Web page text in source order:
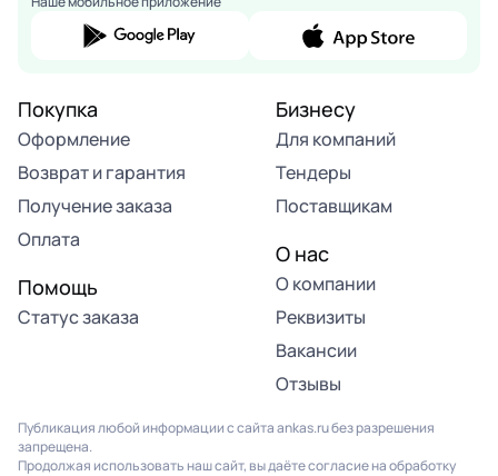
Покупка
Оформление
Возврат и гарантия
Получение заказа
Оплата
Помощь
Статус заказа
Бизнесу
Для компаний
Тендеры
Поставщикам
О нас
О компании
Реквизиты
Вакансии
Отзывы
Публикация любой информации с сайта ankas.ru без разрешения
запрещена.
Продолжая использовать наш сайт, вы даёте согласие на обработку